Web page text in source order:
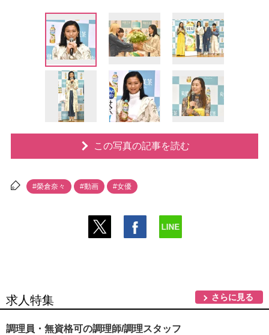
この写真の記事を読む
#榮倉奈々 #動画 #女優
求人特集 さらに見る
調理員・無資格可の調理師/調理スタッフ